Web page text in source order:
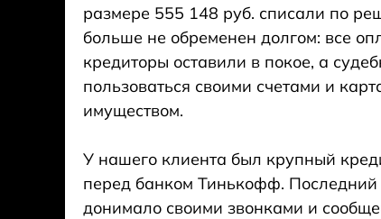
размере 555 148 руб. списали по
больше не обременен долгом: все
кредиторы оставили в покое, а
пользоваться своими счетами и
имуществом.
У нашего клиента был крупный
перед банком Тинькофф. Последний
донимало своими звонками и